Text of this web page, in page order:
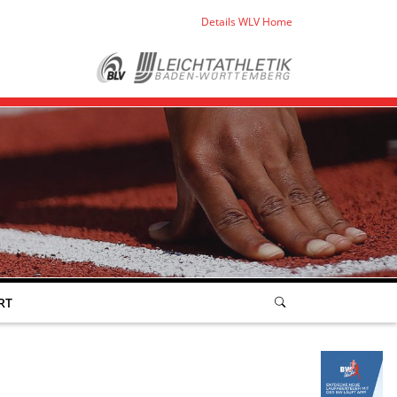
Details WLV Home